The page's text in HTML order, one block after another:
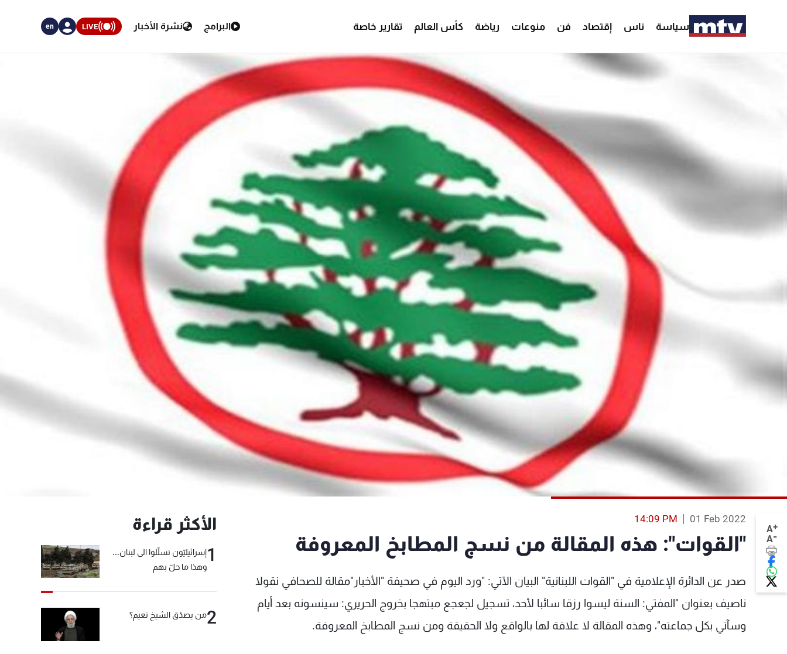
سياسة ناس إقتصاد فن منوعات رياضة كأس العالم تقارير خاصة البرامج نشرة الأخبار LIVE
en
A+
A-
01 Feb 2022
14:09 PM
"القوات": هذه المقالة من نسج المطابخ المعروفة
صدر عن الدائرة الإعلامية في "القوات اللبنانية" البيان الآتي: "ورد اليوم في صحيفة "الأخبار"مقالة للصحافي نقولا
ناصيف بعنوان "المفتي: السنة ليسوا رزقا سائبا لأحد، تسجيل لجعجع مبتهجا بخروج الحريري: سينسونه بعد أيام
وسآتي بكل جماعته"، وهذه المقالة لا علاقة لها بالواقع ولا الحقيقة ومن نسج المطابخ المعروفة.
الأكثر قراءة
1إسرائيليّون تسلّلوا الى لبنان...
وهذا ما حلّ بهم
2من يصدّق الشيخ نعيم؟